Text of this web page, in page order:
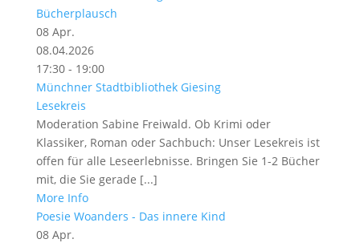
Bücherplausch
08 Apr.
08.04.2026
17:30 - 19:00
Münchner Stadtbibliothek Giesing
Lesekreis
Moderation Sabine Freiwald. Ob Krimi oder
Klassiker, Roman oder Sachbuch: Unser Lesekreis ist
offen für alle Leseerlebnisse. Bringen Sie 1-2 Bücher
mit, die Sie gerade [...]
More Info
Poesie Woanders - Das innere Kind
08 Apr.